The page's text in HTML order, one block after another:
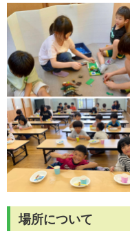
場所について